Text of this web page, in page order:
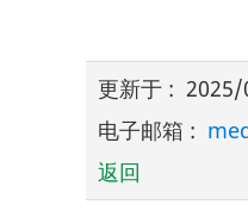
更新于 : 2025/
电子邮箱 :
返回